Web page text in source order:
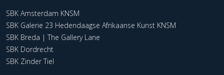
SBK Amsterdam KNSM
SBK Galerie 23 Hedendaagse Afrikaanse Kunst KNSM
SBK Breda | The Gallery Lane
SBK Dordrecht
SBK Zinder Tiel